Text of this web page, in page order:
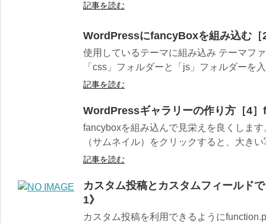
記事を読む
WordPressにfancyBoxを組み込む［
使用しているテーマに組み込み テーマフ
「css」フォルダーと「js」フォルダーを
記事を読む
WordPressギャラリーの作り方［4
fancyboxを組み込んで見栄えを良くしま
（サムネイル）をクリックすると、大き
記事を読む
カスタム投稿とカスタムフィールド
1》
カスタム投稿を利用できるように